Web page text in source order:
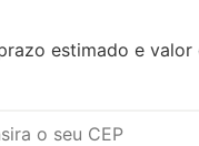
estimado e valor